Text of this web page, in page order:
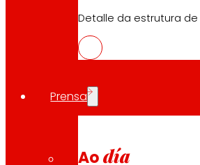
Detalle da estrutura
Prensa
Ao día